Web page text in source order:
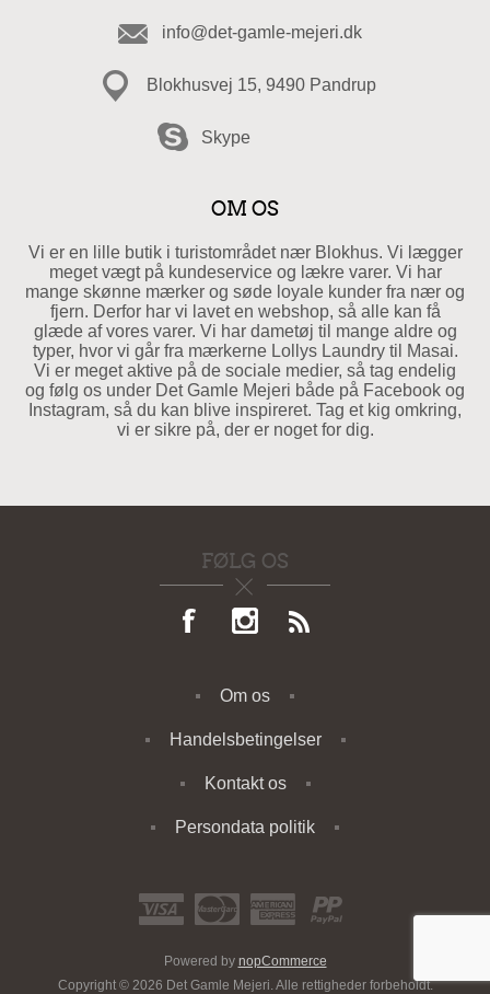
info@det-gamle-mejeri.dk
Blokhusvej 15, 9490 Pandrup
Skype
OM OS
Vi er en lille butik i turistområdet nær Blokhus. Vi lægger
meget vægt på kundeservice og lækre varer. Vi har
mange skønne mærker og søde loyale kunder fra nær og
fjern. Derfor har vi lavet en webshop, så alle kan få
glæde af vores varer. Vi har dametøj til mange aldre og
typer, hvor vi går fra mærkerne Lollys Laundry til Masai.
Vi er meget aktive på de sociale medier, så tag endelig
og følg os under Det Gamle Mejeri både på Facebook og
Instagram, så du kan blive inspireret. Tag et kig omkring,
vi er sikre på, der er noget for dig.
FØLG OS
Om os
Handelsbetingelser
Kontakt os
Persondata politik
Powered by nopCommerce
Copyright © 2026 Det Gamle Mejeri. Alle rettigheder forbeholdt.